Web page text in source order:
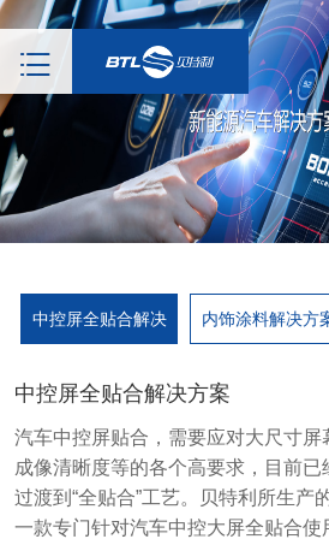
中控屏全贴合解决 内饰涂料解决方
中控屏全贴合解决方案
汽车中控屏贴合，需要应对大尺寸
成像清晰度等的各个高要求，目前已
过渡到“全贴合”工艺。贝特利所生产
一款专门针对汽车中控大屏全贴合使